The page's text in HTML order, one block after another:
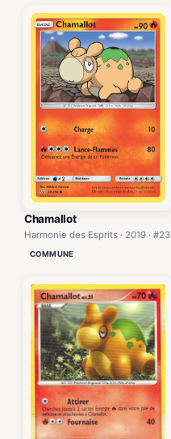
Chamallot
Harmonie des Esprits · 2019 · #23
COMMUNE